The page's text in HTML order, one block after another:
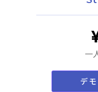
一
デ